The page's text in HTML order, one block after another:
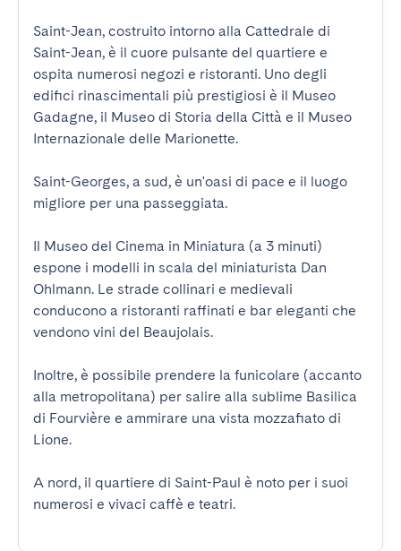
Saint-Jean, costruito intorno alla Cattedrale di
Saint-Jean, è il cuore pulsante del quartiere e
ospita numerosi negozi e ristoranti. Uno degli
edifici rinascimentali più prestigiosi è il Museo
Gadagne, il Museo di Storia della Città e il Museo
Internazionale delle Marionette.
Saint-Georges, a sud, è un'oasi di pace e il luogo
migliore per una passeggiata.
Il Museo del Cinema in Miniatura (a 3 minuti)
espone i modelli in scala del miniaturista Dan
Ohlmann. Le strade collinari e medievali
conducono a ristoranti raffinati e bar eleganti che
vendono vini del Beaujolais.
Inoltre, è possibile prendere la funicolare (accanto
alla metropolitana) per salire alla sublime Basilica
di Fourvière e ammirare una vista mozzafiato di
Lione.
A nord, il quartiere di Saint-Paul è noto per i suoi
numerosi e vivaci caffè e teatri.